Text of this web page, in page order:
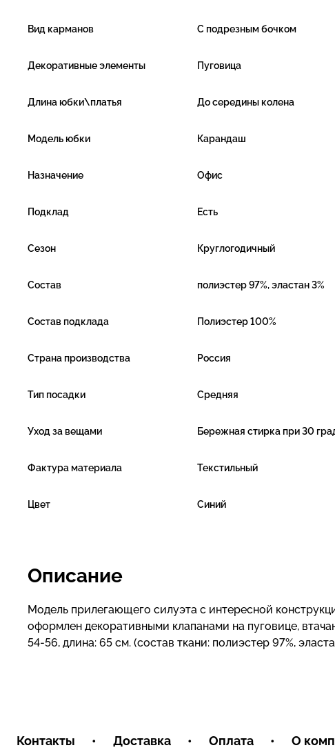
Вид карманов С подрезным бочком
Декоративные элементы Пуговица
Длина юбки\платья До середины колена
Модель юбки Карандаш
Назначение Офис
Подклад Есть
Сезон Круглогодичный
Состав полиэстер 97%, эластан 3%
Состав подклада Полиэстер 100%
Страна производства Россия
Тип посадки Средняя
Уход за вещами Бережная стирка при 30
Фактура материала Текстильный
Цвет Синий
Описание
Модель прилегающего силуэта с интересной
оформлен декоративными клапанами на пуговице,
54-56, длина: 65 см. (состав ткани: полиэстер 97%,
Контакты • Доставка • Оплата • О